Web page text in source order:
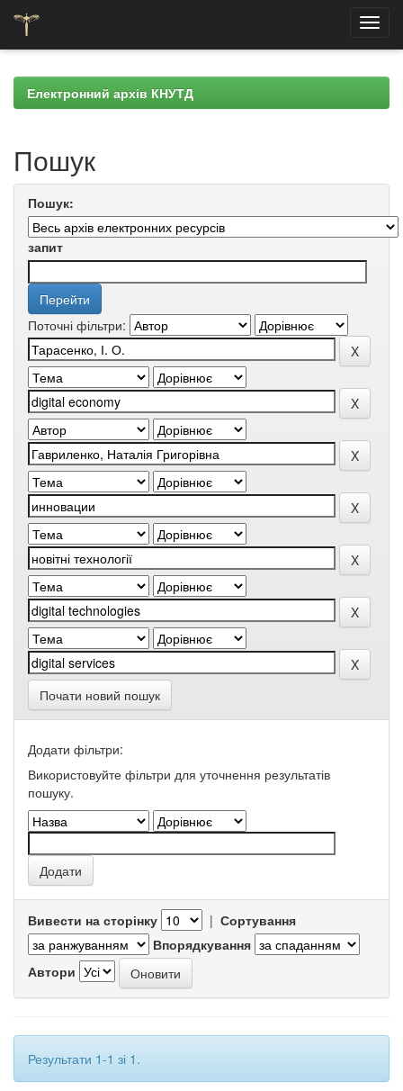
navigationЕлектронний архів КНУТД
Пошук
Пошук:
запит
Поточні фільтри:
Почати новий пошук
Додати фільтри:
Використовуйте фільтри для уточнення результатів
пошуку.
Вивести на сторінку | Сортування
Впорядкування
Автори
Результати 1-1 зі 1.